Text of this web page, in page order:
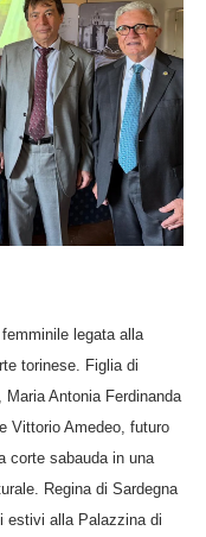
legata alla
torinese. Figlia di
Antonia Ferdinanda
Vittorio Amedeo, futuro
corte sabauda in una
Regina di Sardegna
estivi alla Palazzina di